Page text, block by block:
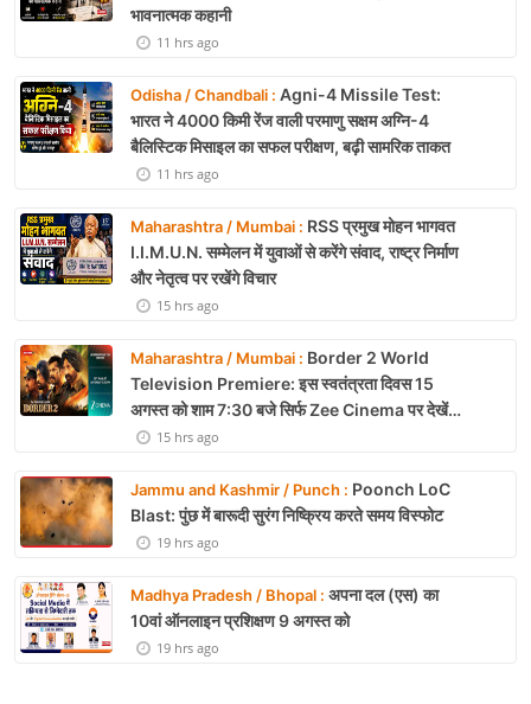
भावनात्मक कहानी
11 hrs ago
Odisha / Chandbali : Agni-4 Missile Test:
भारत ने 4000 किमी रेंज वाली परमाणु सक्षम अग्नि-4
बैलिस्टिक मिसाइल का सफल परीक्षण, बढ़ी सामरिक ताकत
11 hrs ago
Maharashtra / Mumbai : RSS प्रमुख मोहन भागवत
I.I.M.U.N. सम्मेलन में युवाओं से करेंगे संवाद, राष्ट्र निर्माण
और नेतृत्व पर रखेंगे विचार
15 hrs ago
Maharashtra / Mumbai : Border 2 World
Television Premiere: इस स्वतंत्रता दिवस 15
अगस्त को शाम 7:30 बजे सिर्फ Zee Cinema पर देखें
बॉर्डर 215 hrs ago
Jammu and Kashmir / Punch : Poonch LoC
Blast: पुंछ में बारूदी सुरंग निष्क्रिय करते समय विस्फोट
19 hrs ago
Madhya Pradesh / Bhopal : अपना दल (एस) का
10वां ऑनलाइन प्रशिक्षण 9 अगस्त को
19 hrs ago